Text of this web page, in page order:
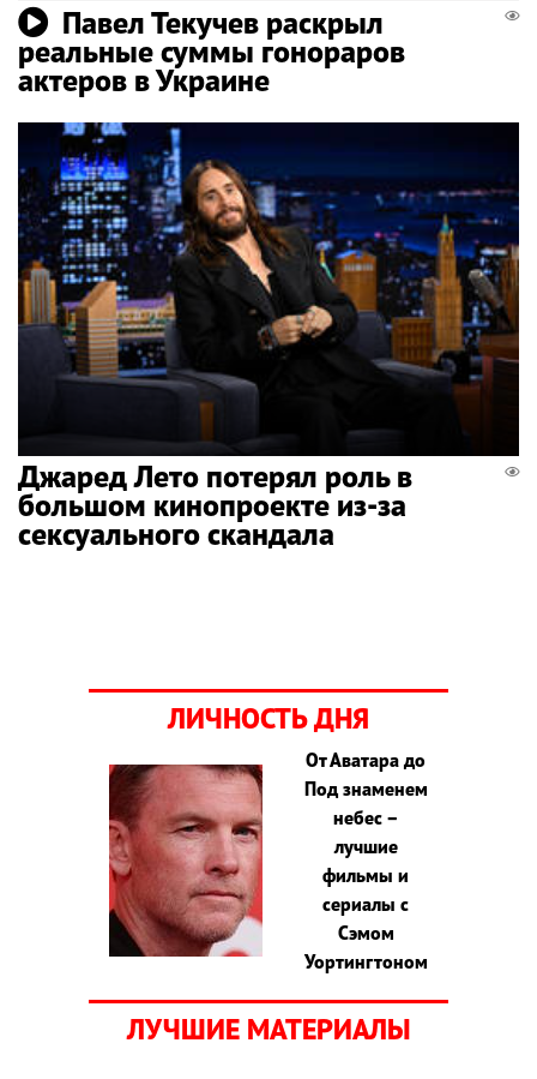
Павел Текучев раскрыл
реальные суммы гонораров
актеров в Украине
Джаред Лето потерял роль в
большом кинопроекте из-за
сексуального скандала
ЛИЧНОСТЬ ДНЯ
От Аватара до
Под знаменем
небес –
лучшие
фильмы и
сериалы с
Сэмом
Уортингтоном
ЛУЧШИЕ МАТЕРИАЛЫ